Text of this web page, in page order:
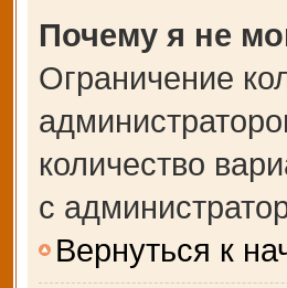
Почему я не
Ограничение
количество
с
Вернуться к